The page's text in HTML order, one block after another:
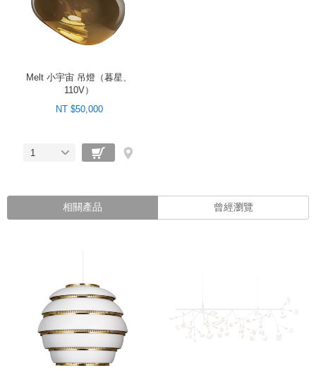
Melt 小宇宙 吊燈（暮星、
110V）
NT $50,000
1
相關產品 曾經瀏覽